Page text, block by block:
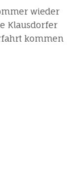
wieder
Klausdorfer
kommen